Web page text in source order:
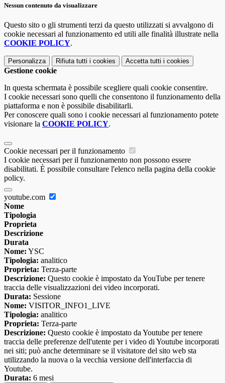
Nessun contenuto da visualizzare
Questo sito o gli strumenti terzi da questo utilizzati si avvalgono di
cookie necessari al funzionamento ed utili alle finalità illustrate nella
COOKIE POLICY.
Personalizza Rifiuta tutti i cookies Accetta tutti i cookies
Gestione cookie
In questa schermata è possibile scegliere quali cookie consentire.
I cookie necessari sono quelli che consentono il funzionamento della
piattaforma e non è possibile disabilitarli.
Per conoscere quali sono i cookie necessari al funzionamento potete
visionare la COOKIE POLICY.
Cookie necessari per il funzionamento
I cookie necessari per il funzionamento non possono essere
disabilitati. È possibile consultare l'elenco nella pagina della cookie
policy.
youtube.com
Nome
Tipologia
Proprieta
Descrizione
Durata
Nome: YSC
Tipologia: analitico
Proprieta: Terza-parte
Descrizione: Questo cookie è impostato da YouTube per tenere
traccia delle visualizzazioni dei video incorporati.
Durata: Sessione
Nome: VISITOR_INFO1_LIVE
Tipologia: analitico
Proprieta: Terza-parte
Descrizione: Questo cookie è impostato da Youtube per tenere
traccia delle preferenze dell'utente per i video di Youtube incorporati
nei siti; può anche determinare se il visitatore del sito web sta
utilizzando la nuova o la vecchia versione dell'interfaccia di
Youtube.
Durata: 6 mesi